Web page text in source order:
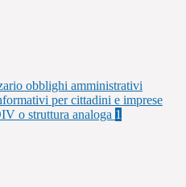
obblighi amministrativi
per cittadini e imprese
o struttura analoga 1